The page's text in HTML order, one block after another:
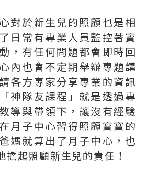
對於新生兒的照顧也是相
日常有專業人員監控著寶
，有任何問題都會即時回
內也會不定期舉辦專題講
各方專家分享專業的資訊
神隊友課程」就是透過專
導與帶領下，讓沒有經驗
月子中心習得照顧寶寶的
媽就算出了月子中心，也
擔起照顧新生兒的責任！